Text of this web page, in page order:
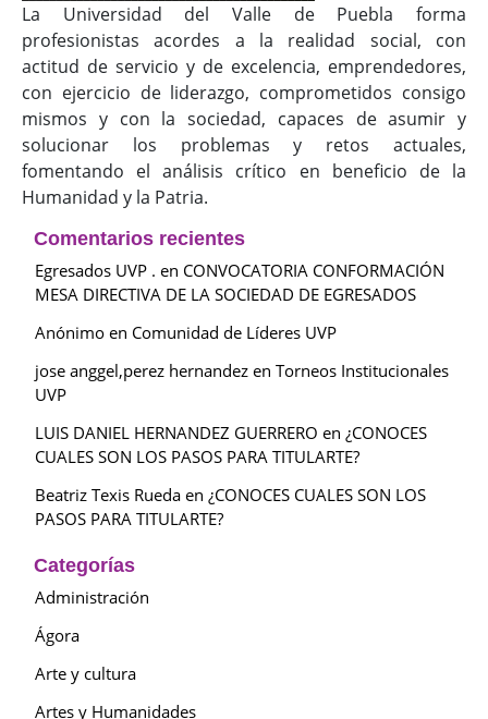
La Universidad del Valle de Puebla forma
profesionistas acordes a la realidad social, con
actitud de servicio y de excelencia, emprendedores,
con ejercicio de liderazgo, comprometidos consigo
mismos y con la sociedad, capaces de asumir y
solucionar los problemas y retos actuales,
fomentando el análisis crítico en beneficio de la
Humanidad y la Patria.
Comentarios recientes
Egresados UVP . en CONVOCATORIA CONFORMACIÓN
MESA DIRECTIVA DE LA SOCIEDAD DE EGRESADOS
Anónimo en Comunidad de Líderes UVP
jose anggel,perez hernandez en Torneos Institucionales
UVP
LUIS DANIEL HERNANDEZ GUERRERO en ¿CONOCES
CUALES SON LOS PASOS PARA TITULARTE?
Beatriz Texis Rueda en ¿CONOCES CUALES SON LOS
PASOS PARA TITULARTE?
Categorías
Administración
Ágora
Arte y cultura
Artes y Humanidades